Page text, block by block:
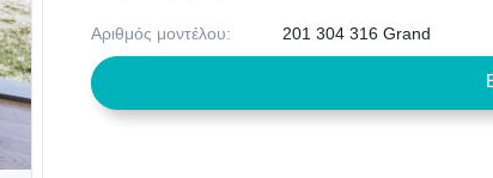
Αριθμός μοντέλου: 201 304 316 Grand